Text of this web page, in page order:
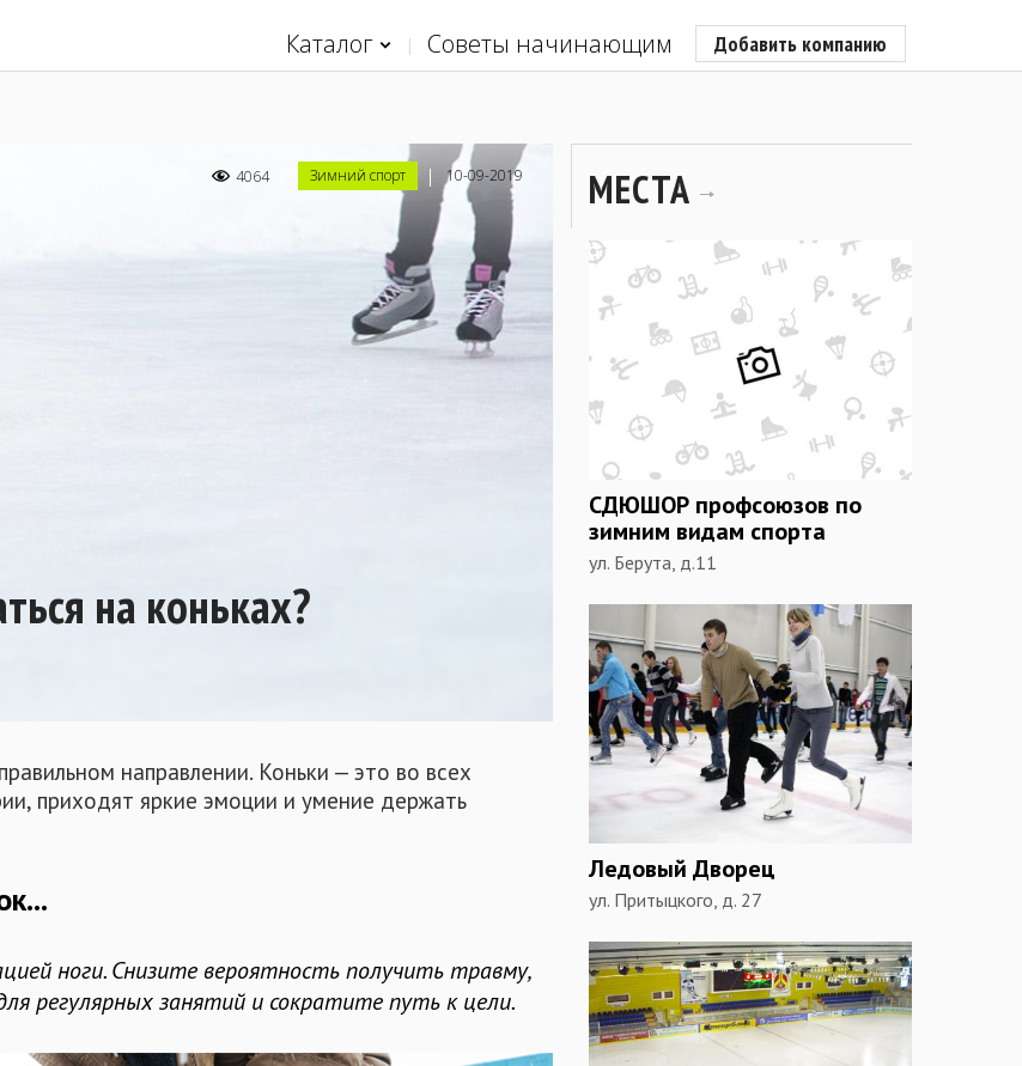
Каталог Советы начинающим Добавить компанию
4064 Зимний спорт 10-09-2019
на коньках?
направлении. Коньки — это во всех
приходят яркие эмоции и умение держать
ноги. Снизите вероятность получить травму,
регулярных занятий и сократите путь к цели.
МЕСТА
СДЮШОР профсоюзов по
зимним видам спорта
ул. Берута, д.11
Ледовый Дворец
ул. Притыцкого, д. 27